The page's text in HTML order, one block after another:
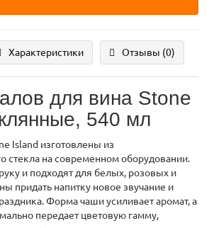
Характеристики Отзывы (0)
для вина Stone
540 мл
Island изготовлены из
стекла на современном оборудовании.
и подходят для белых, розовых и
придать напитку новое звучание и
Форма чаши усиливает аромат, а
передает цветовую гамму,